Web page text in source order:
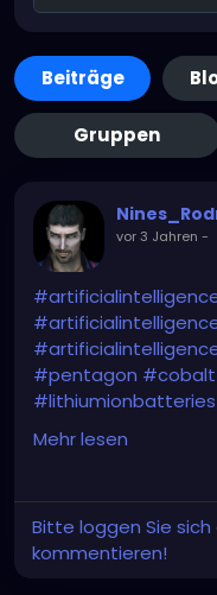
Beiträge
Gruppen
vor 3 Jahren -
#pentagon #cobalt
#lithiumionbatteries
#chinaeconomy
#criticalminerals
https://
/2024-01-29/
Mehr lesen
Bitte loggen Sie sich
kommentieren!